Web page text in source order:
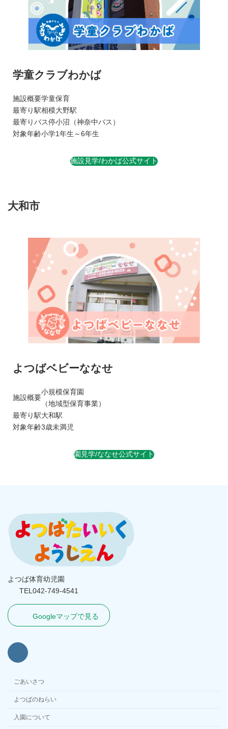
学童クラブわかば
施設概要学童保育
最寄り駅相模大野駅
最寄りバス停小沼（神奈中バス）
対象年齢小学1年生～6年生
施設見学/わかば公式サイト
大和市
よつばベビーななせ
施設概要
小規模保育園
（地域型保育事業）
最寄り駅大和駅
対象年齢3歳未満児
園見学/ななせ公式サイト
よつば体育幼児園
TEL042-749-4541
Googleマップで見る
ごあいさつ
よつばのねらい
入園について